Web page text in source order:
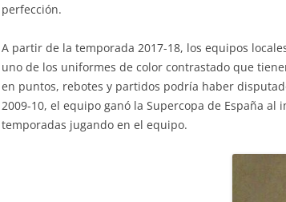
perfección.
A partir de la temporada 2017-18, los equipos
uno de los uniformes de color contrastado que
en puntos, rebotes y partidos podría haber
2009-10, el equipo ganó la Supercopa de España
temporadas jugando en el equipo.